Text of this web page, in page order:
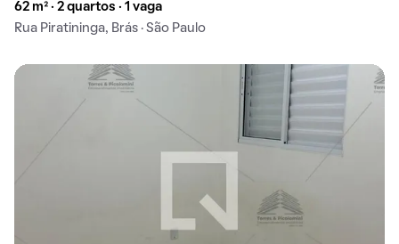
62 m² · 2 quartos · 1 vaga
Rua Piratininga, Brás · São Paulo